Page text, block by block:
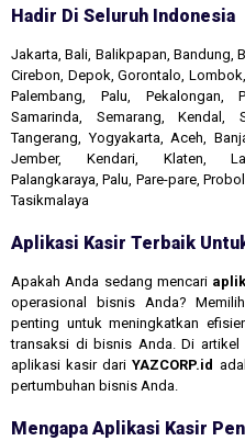
Hadir Di Seluruh Indonesia
Jakarta, Bali, Balikpapan, Bandung,
Cirebon, Depok, Gorontalo,
Palembang, Palu, Pekalongan,
Samarinda, Semarang, Kendal,
Tangerang, Yogyakarta, Aceh,
Jember, Kendari, Klaten,
Palangkaraya, Palu, Pare-pare,
Tasikmalaya
Aplikasi Kasir Terbaik
Apakah Anda sedang mencari
operasional bisnis Anda?
penting untuk meningkatkan
transaksi di bisnis Anda. Di
aplikasi kasir dariYAZCORP.id
pertumbuhan bisnis Anda.
Mengapa Aplikasi Kasir